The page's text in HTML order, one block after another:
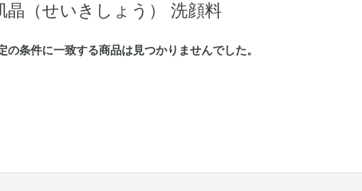
晶（せいきしょう） 洗顔料
の条件に⼀致する商品は見つかりませんでした。